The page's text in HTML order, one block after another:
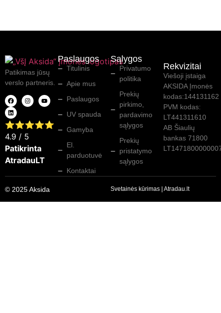
Patikimas jūsų
verslo partneris.
⭐⭐⭐⭐⭐
4.9 / 5
Patikrinta
AtradauLT
Paslaugos
Titulinis
Apie mus
Paslaugos
UV spauda
Gamyba
El.
parduotuvė
Kontaktai
Sąlygos
Privatumo
politika
Prekių
pirkimo,
pardavimo
sąlygos
Prekių
pristatymo
sąlygos
Rekvizitai
Viešoji įstaiga
AKSIDA Įmonės
kodas:144131162
PVM kodas:
LT441311610
AB Šiaulių
bankas 71800
© 2025 Aksida Svetainės kūrimas Atradau.lt